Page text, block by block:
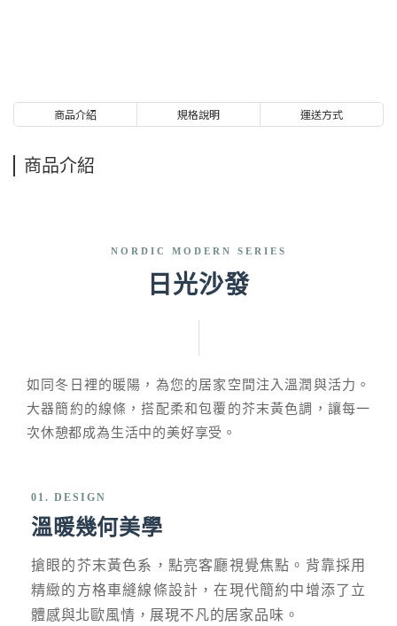
商品介紹 規格說明 運送方式
商品介紹
NORDIC MODERN SERIES
日光沙發
如同冬日裡的暖陽，為您的居家空間注入溫潤與活力。
大器簡約的線條，搭配柔和包覆的芥末黃色調，讓每一
次休憩都成為生活中的美好享受。
01. DESIGN
溫暖幾何美學
搶眼的芥末黃色系，點亮客廳視覺焦點。背靠採用
精緻的方格車縫線條設計，在現代簡約中增添了立
體感與北歐風情，展現不凡的居家品味。